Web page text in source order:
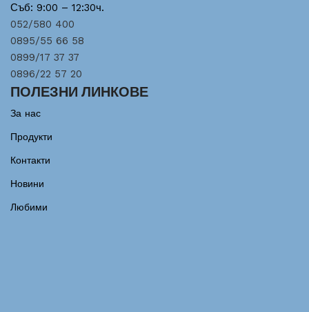
Съб: 9:00 – 12:30ч.
052/580 400
0895/55 66 58
0899/17 37 37
0896/22 57 20
ПОЛЕЗНИ ЛИНКОВЕ
За нас
Продукти
Контакти
Новини
Любими